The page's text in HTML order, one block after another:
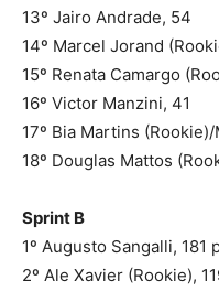
13º Jairo Andrade, 54
14º Marcel Jorand
15º Renata Camargo
16º Victor Manzini, 41
17º Bia Martins
18º Douglas Mattos
Sprint B
1º Augusto Sangalli, 181
2º Ale Xavier (Rookie),